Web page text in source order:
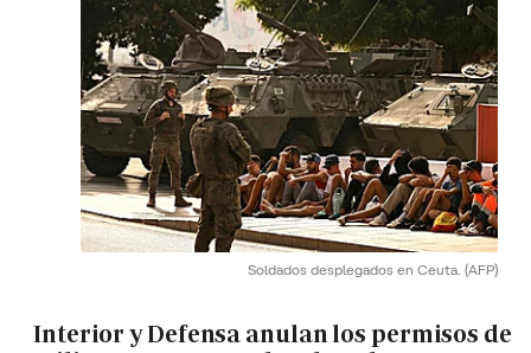
Soldados desplegados en Ceuta. (AFP)
Interior y Defensa anulan los permisos de